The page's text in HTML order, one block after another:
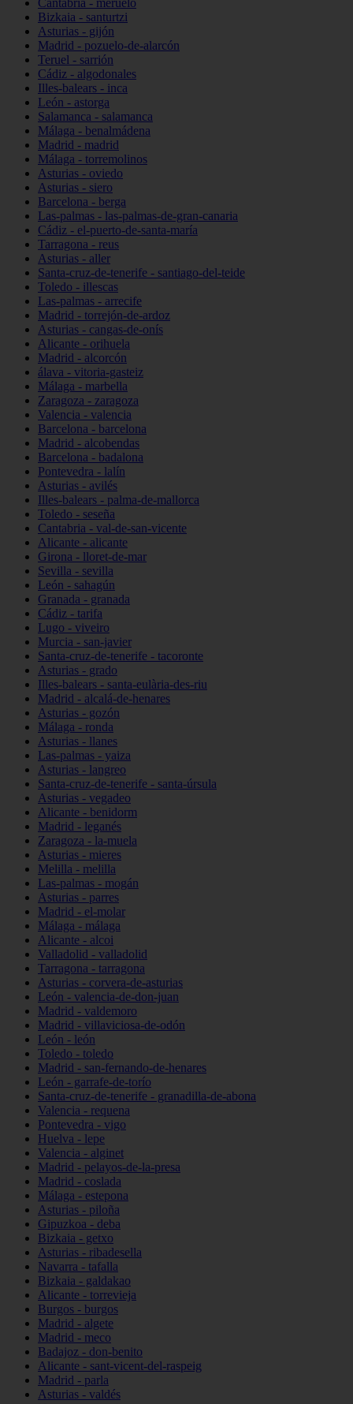
Cantabria - meruelo
Bizkaia - santurtzi
Asturias - gijón
Madrid - pozuelo-de-alarcón
Teruel - sarrión
Cádiz - algodonales
Illes-balears - inca
León - astorga
Salamanca - salamanca
Málaga - benalmádena
Madrid - madrid
Málaga - torremolinos
Asturias - oviedo
Asturias - siero
Barcelona - berga
Las-palmas - las-palmas-de-gran-canaria
Cádiz - el-puerto-de-santa-maría
Tarragona - reus
Asturias - aller
Santa-cruz-de-tenerife - santiago-del-teide
Toledo - illescas
Las-palmas - arrecife
Madrid - torrejón-de-ardoz
Asturias - cangas-de-onís
Alicante - orihuela
Madrid - alcorcón
álava - vitoria-gasteiz
Málaga - marbella
Zaragoza - zaragoza
Valencia - valencia
Barcelona - barcelona
Madrid - alcobendas
Barcelona - badalona
Pontevedra - lalín
Asturias - avilés
Illes-balears - palma-de-mallorca
Toledo - seseña
Cantabria - val-de-san-vicente
Alicante - alicante
Girona - lloret-de-mar
Sevilla - sevilla
León - sahagún
Granada - granada
Cádiz - tarifa
Lugo - viveiro
Murcia - san-javier
Santa-cruz-de-tenerife - tacoronte
Asturias - grado
Illes-balears - santa-eulària-des-riu
Madrid - alcalá-de-henares
Asturias - gozón
Málaga - ronda
Asturias - llanes
Las-palmas - yaiza
Asturias - langreo
Santa-cruz-de-tenerife - santa-úrsula
Asturias - vegadeo
Alicante - benidorm
Madrid - leganés
Zaragoza - la-muela
Asturias - mieres
Melilla - melilla
Las-palmas - mogán
Asturias - parres
Madrid - el-molar
Málaga - málaga
Alicante - alcoi
Valladolid - valladolid
Tarragona - tarragona
Asturias - corvera-de-asturias
León - valencia-de-don-juan
Madrid - valdemoro
Madrid - villaviciosa-de-odón
León - león
Toledo - toledo
Madrid - san-fernando-de-henares
León - garrafe-de-torío
Santa-cruz-de-tenerife - granadilla-de-abona
Valencia - requena
Pontevedra - vigo
Huelva - lepe
Valencia - alginet
Madrid - pelayos-de-la-presa
Madrid - coslada
Málaga - estepona
Asturias - piloña
Gipuzkoa - deba
Bizkaia - getxo
Asturias - ribadesella
Navarra - tafalla
Bizkaia - galdakao
Alicante - torrevieja
Burgos - burgos
Madrid - algete
Madrid - meco
Badajoz - don-benito
Alicante - sant-vicent-del-raspeig
Madrid - parla
Asturias - valdés